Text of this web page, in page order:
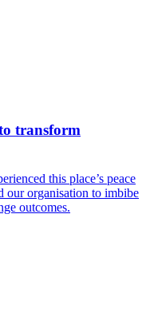
transform
this place’s peace
our organisation to imbibe
outcomes.